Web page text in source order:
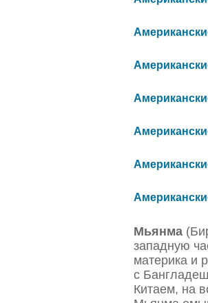
Мьянма
западную
материка и
с
Китаем, на